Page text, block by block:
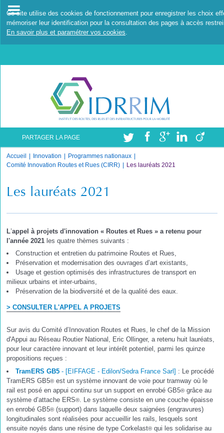
Ce site utilise des cookies de fonctionnement pour enregistrer les choix
mémoriser leur identification pour la consultation des pages à accès
En savoir plus et paramétrer vos cookies
PARTAGER LA PAGE
Accueil Innovation
Programmes nationaux
Comité Innovation Routes et Rues (CIRR)
Les lauréats 2021
Les lauréats 2021
L’appel à projets d'innovation « Routes et Rues » a retenu pour
l'année 2021 les quatre thèmes suivants :
Construction et entretien du patrimoine Routes et Rues,
Préservation et modernisation des ouvrages d’art existants,
Usage et gestion optimisés des infrastructures de transport en
milieux urbains et inter-urbains,
Préservation de la biodiversité et de la qualité des eaux.
> CONSULTER L'APPEL A PROJETS
Sur avis du Comité d’Innovation Routes et Rues, le chef de la Mission
d'Appui au Réseau Routier National, Eric Ollinger, a retenu huit lauréats,
pour leur caractère innovant et leur intérêt potentiel, parmi les quinze
propositions reçues :
TramERS GB5 - [EIFFAGE - Edilon /Sedra France Sarl] : Le procédé
TramERS GB5® est un système innovant de voie pour tramway où le
rail est posé en appui continu sur un support en enrobé GB5® grâce au
système d’attache ERS®
. Le système consiste en une couche épaisse
en enrobé GB5® (support) dans laquelle deux saignées (engravures)
longitudinales sont réalisées pour accueillir les rails, lesquels sont
ensuite noyés dans une résine de type Corkelast® qui les solidarise au